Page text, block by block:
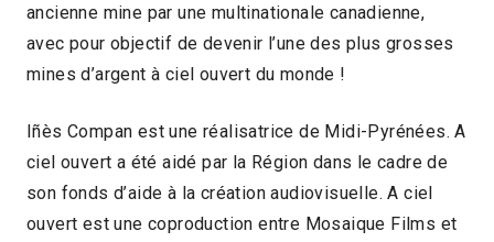
ancienne mine par une multinationale canadienne,
avec pour objectif de devenir l’une des plus grosses
mines d’argent à ciel ouvert du monde !
Iñès Compan est une réalisatrice de Midi-Pyrénées. A
ciel ouvert a été aidé par la Région dans le cadre de
son fonds d’aide à la création audiovisuelle. A ciel
ouvert est une coproduction entre Mosaique Films et